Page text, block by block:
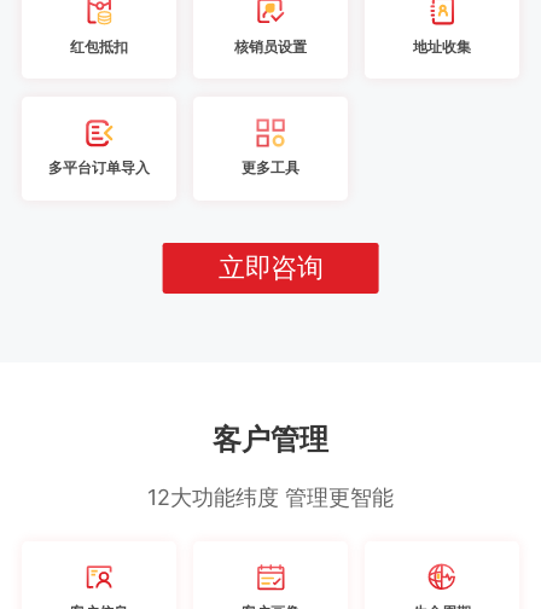
红包抵扣 核销员设置 地址收集
多平台订单导入 更多工具
立即咨询
客户管理
12大功能纬度 管理更智能